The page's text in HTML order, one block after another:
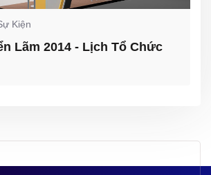
Kiện
Lãm 2014 - Lịch Tổ Chức